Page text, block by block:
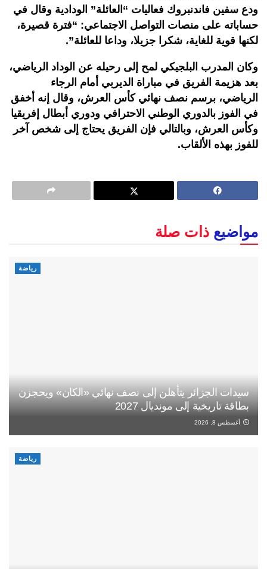
ودع سفين فاندنبروك فعاليات “العائلة” الودادية وقال في
حساباته على منصات التواصل الاجتماعي: “فترة قصيرة،
لكنها قوية للغاية، شكرا جزيلا، وداعا للعائلة”.
وكان المدرب البلجيكي لمح إلى رحيله عن الوداد الرياضي،
بعد هزيمة الفريق في مباراة الديربي أمام الرجاء
الرياضي، برسم نصف نهائي كأس العرش، وقال إنه أخفق
في الفوز بالدوري الوطني الاحترافي ودوري أبطال إفريقيا
وكأس العرش، وبالتالي فإن الفريق يحتاج إلى شخص آخر
للفوز بهذه الألقاب.
مواضيع ذات صلة
رياضة
سيدات الجزائر يتأهلن إلى نصف نهائي «الكان» ويحجزن
بطاقة تاريخية إلى مونديال 2027
أغسطس 8, 2026
رياضة